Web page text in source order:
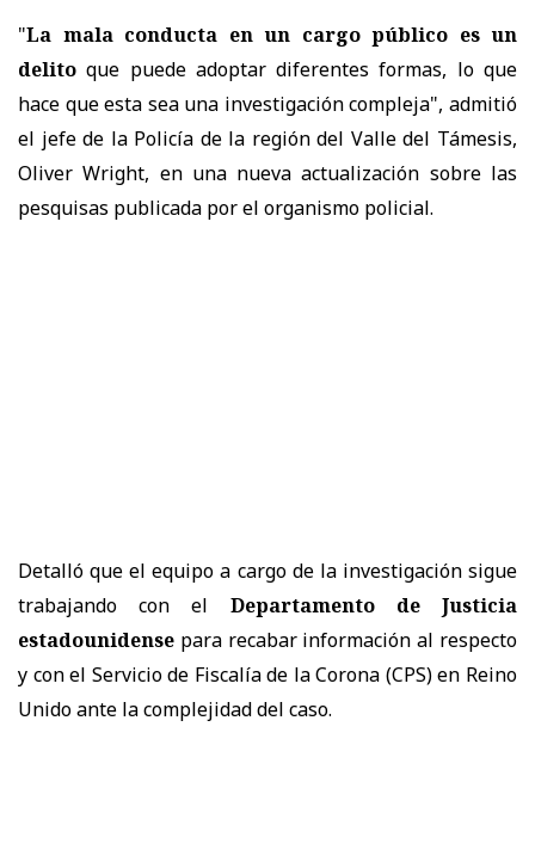
"La mala conducta en un cargo público es un
delito que puede adoptar diferentes formas, lo que
hace que esta sea una investigación compleja", admitió
el jefe de la Policía de la región del Valle del Támesis,
Oliver Wright, en una nueva actualización sobre las
pesquisas publicada por el organismo policial.
Detalló que el equipo a cargo de la investigación sigue
trabajando con el Departamento de Justicia
estadounidense para recabar información al respecto
y con el Servicio de Fiscalía de la Corona (CPS) en Reino
Unido ante la complejidad del caso.